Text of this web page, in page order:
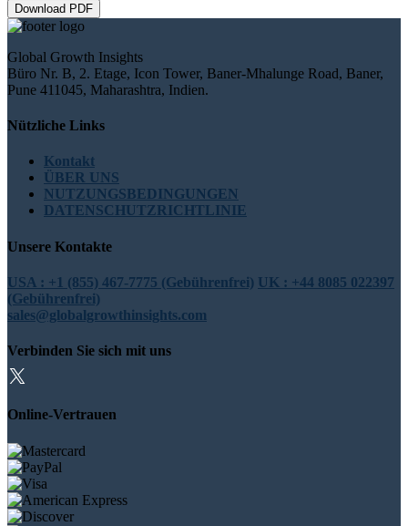
Download PDF
Global Growth Insights
Büro Nr. B, 2. Etage, Icon Tower, Baner-Mhalunge Road, Baner,
Pune 411045, Maharashtra, Indien.
Nützliche Links
Kontakt
ÜBER UNS
NUTZUNGSBEDINGUNGEN
DATENSCHUTZRICHTLINIE
Unsere Kontakte
USA : +1 (855) 467-7775 (Gebührenfrei) UK : +44 8085 022397
(Gebührenfrei)
sales@globalgrowthinsights.com
Verbinden Sie sich mit uns
Online-Vertrauen